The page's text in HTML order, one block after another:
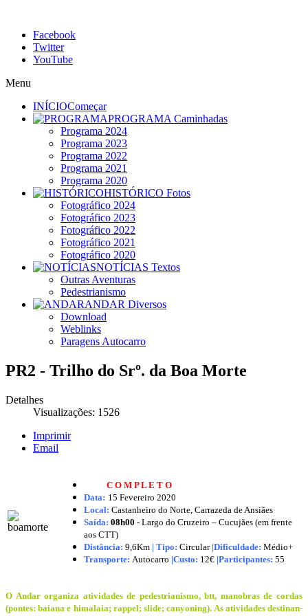
Facebook
Twitter
YouTube
Menu
INÍCIOComeçar
PROGRAMA Caminhadas
Programa 2024
Programa 2023
Programa 2022
Programa 2021
Programa 2020
HISTÓRICO Fotos
Fotográfico 2024
Fotográfico 2023
Fotográfico 2022
Fotográfico 2021
Fotográfico 2020
NOTÍCIAS Textos
Outras Aventuras
Pedestrianismo
ANDAR Diversos
Download
Weblinks
Paragens Autocarro
PR2 - Trilho do Srº. da Boa Morte
Detalhes
Visualizações: 1526
Imprimir
Email
C O M P L E T O
Data: 15 Fevereiro 2020
Local: Castanheiro do Norte, Carrazeda de Ansiães
Saída: 08h00 - Largo do Cruzeiro – Cucujães (em frente
aos CTT)
Distância: 9,6Km | Tipo: Circular |Dificuldade: Médio+
Transporte: Autocarro |Custo: 12€ |Participantes: 55
O Andar organiza atividades de pedestrianismo, btt, manobras de cordas
(pontes: baiana e himalaia; rappel; slide; canyoning). As atividades destinan-